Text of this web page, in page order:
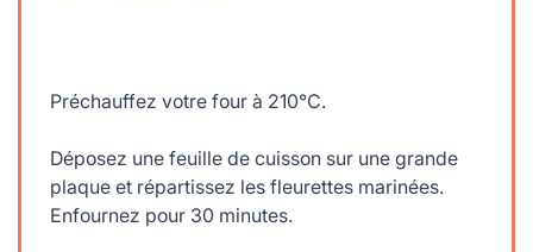
Préchauffez votre four à 210°C.
Déposez une feuille de cuisson sur une grande
plaque et répartissez les fleurettes marinées.
Enfournez pour 30 minutes.